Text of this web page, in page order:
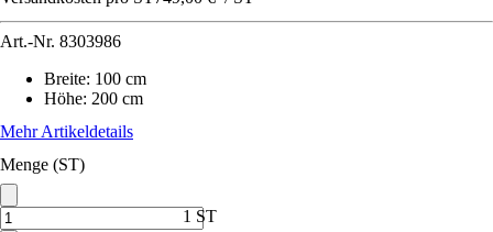
Art.-Nr. 8303986
Breite: 100 cm
Höhe: 200 cm
Mehr Artikeldetails
Menge (ST)
1 ST